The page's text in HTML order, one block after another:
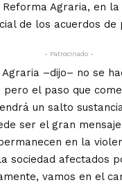
Agraria, en la
de los acuerdos de
- Patrocinado -
Agraria –dijo– no se
pero el paso que
un salto
ser el gran mensaje
en la
sociedad afectados
vamos en el